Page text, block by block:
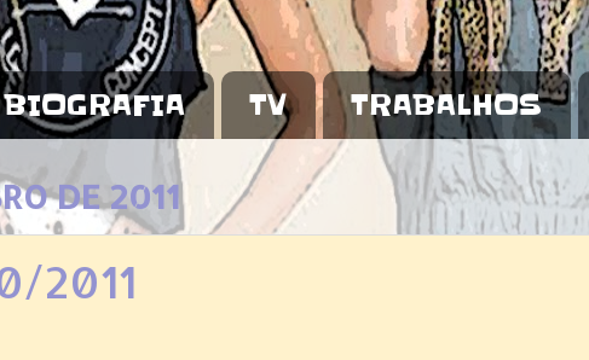
BIOGRAFIA TV TRABALHOS
DE 2011
2011